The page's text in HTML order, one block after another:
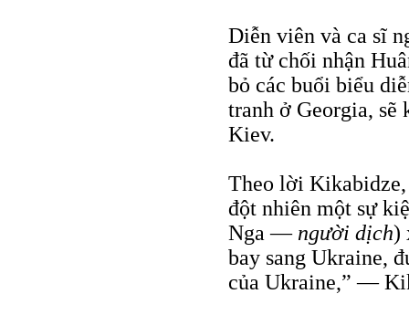
Diễn viên và ca sĩ
đã từ chối nhận
bỏ các buổi biểu
tranh ở Georgia,
Kiev.
Theo lời
đột nhiên một sự
Nga — người dịch)
bay sang Ukraine,
của Ukraine,” —